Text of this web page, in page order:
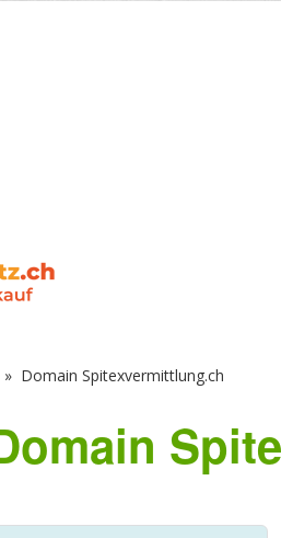
» Domain Spitexvermittlung.ch